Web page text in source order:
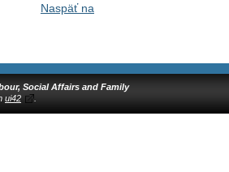
Naspäť na
Social Affairs and Family
ui42